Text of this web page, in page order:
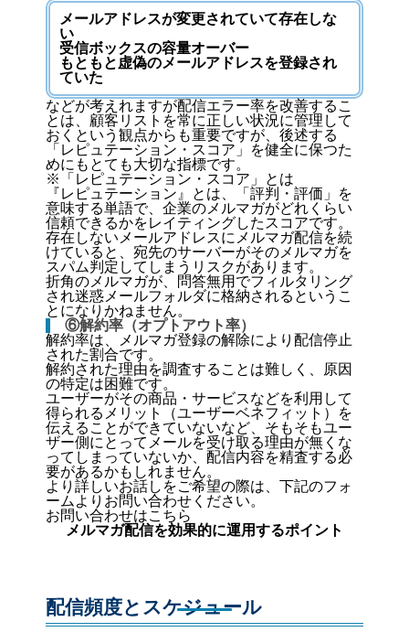
メールアドレスが変更されていて存在しな
い
受信ボックスの容量オーバー
もともと虚偽のメールアドレスを登録され
ていた
などが考えれますが配信エラー率を改善するこ
とは、顧客リストを常に正しい状況に管理して
おくという観点からも重要ですが、後述する
「レピュテーション・スコア」を健全に保つた
めにもとても大切な指標です。
※「レピュテーション・スコア」とは
『レピュテーション』とは、「評判・評価」を
意味する単語で、企業のメルマガがどれくらい
信頼できるかをレイティングしたスコアです。
存在しないメールアドレスにメルマガ配信を続
けていると、宛先のサーバーがそのメルマガを
スパム判定してしまうリスクがあります。
折角のメルマガが、問答無用でフィルタリング
され迷惑メールフォルダに格納されるというこ
とになりかねません。
⑥解約率（オプトアウト率）
解約率は、メルマガ登録の解除により配信停止
された割合です。
解約された理由を調査することは難しく、原因
の特定は困難です。
ユーザーがその商品・サービスなどを利用して
得られるメリット（ユーザーベネフィット）を
伝えることができていないなど、そもそもユー
ザー側にとってメールを受け取る理由が無くな
ってしまっていないか、配信内容を精査する必
要があるかもしれません。
より詳しいお話しをご希望の際は、下記のフォ
ームよりお問い合わせください。
お問い合わせはこちら
メルマガ配信を効果的に運用するポイント
配信頻度とスケジュール